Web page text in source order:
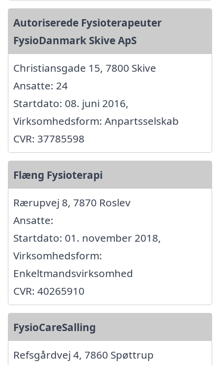
Autoriserede Fysioterapeuter
FysioDanmark Skive ApS
Christiansgade 15, 7800 Skive
Ansatte: 24
Startdato: 08. juni 2016,
Virksomhedsform: Anpartsselskab
CVR: 37785598
Flæng Fysioterapi
Rærupvej 8, 7870 Roslev
Ansatte:
Startdato: 01. november 2018,
Virksomhedsform:
Enkeltmandsvirksomhed
CVR: 40265910
FysioCareSalling
Refsgårdvej 4, 7860 Spøttrup